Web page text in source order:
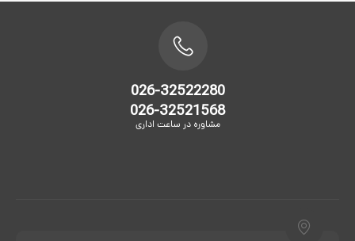
026-32522280
026-32521568
مشاوره در ساعت اداری